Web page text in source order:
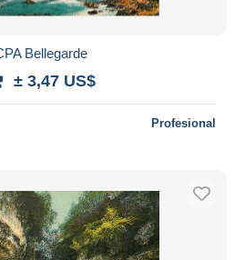
Bellegarde
± 3,47 US$
Profesional